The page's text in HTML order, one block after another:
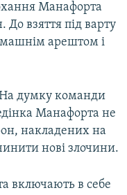
Манафорта
До взяття під варту
арештом і
На думку команди
Манафорта не
накладених на
нові злочини.
включають в себе